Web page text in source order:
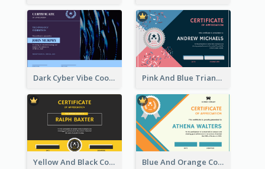
Dark Cyber Vibe Cool Certificate Design Pink And Blue Triangles Confetti Celebration Certificate
Yellow And Black Contrast Simple Certificate Blue And Orange Company Triangles With Badge Certificate